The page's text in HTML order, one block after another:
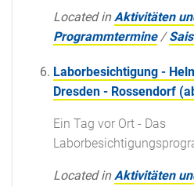
Located in Aktivitäten
Programmtermine /
Laborbesichtigung -
Dresden - Rossendorf
Ein Tag vor Ort - Das
Located in Aktivitäten